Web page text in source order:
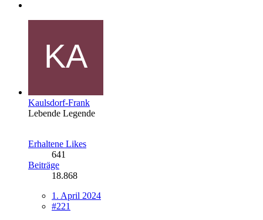
Kaulsdorf-Frank
Lebende Legende
Erhaltene Likes
641
Beiträge
18.868
1. April 2024
#221